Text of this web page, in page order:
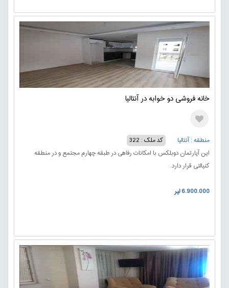
خانه فروشی دو خوابه در آنتالیا
منطقه : آنتالیا
کد ملک : 322
این آپارتمان دوبلکس با امکانات رفاهی در طبقه چهارم مجتمع و در منطقه
کنیالتی قرار دارد.
6.900.000 لیر